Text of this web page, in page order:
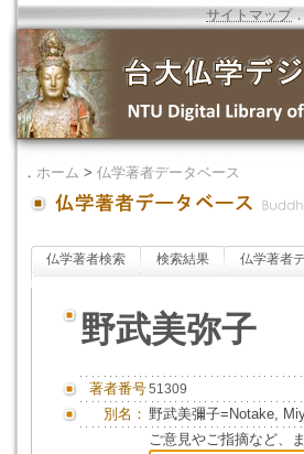
サイトマップ
． ホーム > 仏学著者データベース
仏学著者検索 検索結果 仏学著者
野武美弥子
著者番号51309
別名： 野武美彌子=Notake,
ご意見やご指摘など、